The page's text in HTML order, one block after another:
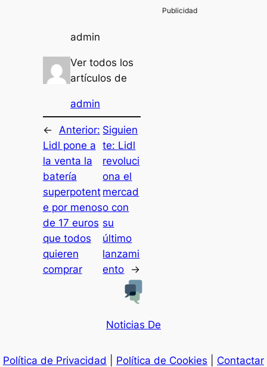
admin
Ver todos los
artículos de
admin
← Anterior:
Lidl pone a
la venta la
batería
superpotent
e por menos
de 17 euros
que todos
quieren
comprar
Siguien
te: Lidl
revoluci
ona el
mercad
o con
su
último
lanzami
ento
→
Noticias De
Política de Privacidad Política de Cookies Contactar